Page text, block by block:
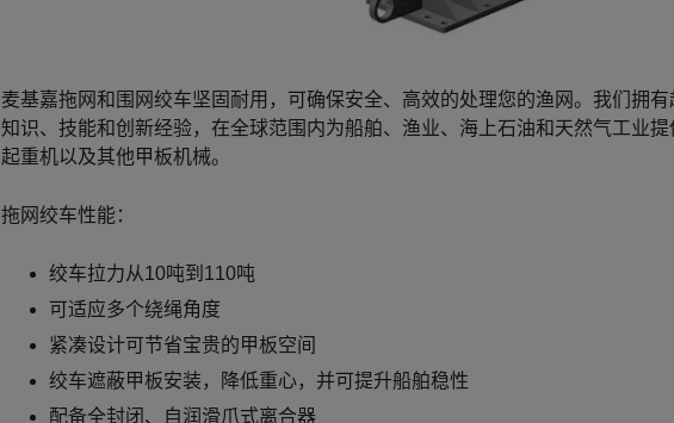
麦基嘉拖网和围网绞车坚固耐用，可确保安全、高效的处理您的渔网。我们拥
知识、技能和创新经验，在全球范围内为船舶、渔业、海上石油和天然气工业
起重机以及其他甲板机械。
拖网绞车性能：
绞车拉力从10吨到110吨
可适应多个绕绳角度
紧凑设计可节省宝贵的甲板空间
绞车遮蔽甲板安装，降低重心，并可提升船舶稳性
配备全封闭、自润滑爪式离合器